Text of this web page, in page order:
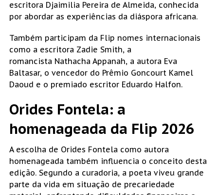
escritora Djaimilia Pereira de Almeida, conhecida
por abordar as experiências da diáspora africana.
Também participam da Flip nomes internacionais
como a escritora Zadie Smith, a
romancista Nathacha Appanah, a autora Eva
Baltasar, o vencedor do Prêmio Goncourt Kamel
Daoud e o premiado escritor Eduardo Halfon.
Orides Fontela: a
homenageada da Flip 2026
A escolha de Orides Fontela como autora
homenageada também influencia o conceito desta
edição. Segundo a curadoria, a poeta viveu grande
parte da vida em situação de precariedade